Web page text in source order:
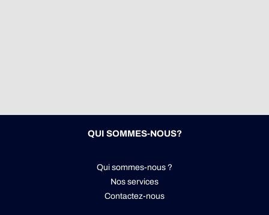
QUI SOMMES-NOUS?
Qui sommes-nous ?
Nos services
Contactez-nous